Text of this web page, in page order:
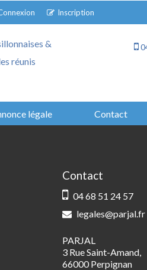
Inscription
&
réunis
légale Contact
Contact
04 68 51 24 57
legales@parjal.fr
PARJAL
3 Rue Saint-Amand,
66000 Perpignan